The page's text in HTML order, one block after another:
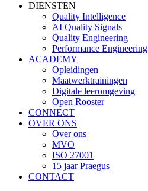
DIENSTEN
Quality Intelligence
AI Quality Signals
Quality Engineering
Performance Engineering
ACADEMY
Opleidingen
Maatwerktrainingen
Digitale leeromgeving
Open Rooster
CONNECT
OVER ONS
Over ons
MVO
ISO 27001
15 jaar Praegus
CONTACT